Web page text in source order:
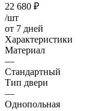
22 680 ₽
/шт
от 7 дней
Характеристики
Материал
—
Стандартный
Тип двери
—
Однопольная